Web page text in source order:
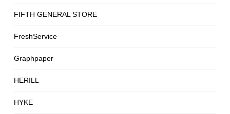
FIFTH GENERAL STORE
FreshService
Graphpaper
HERILL
HYKE